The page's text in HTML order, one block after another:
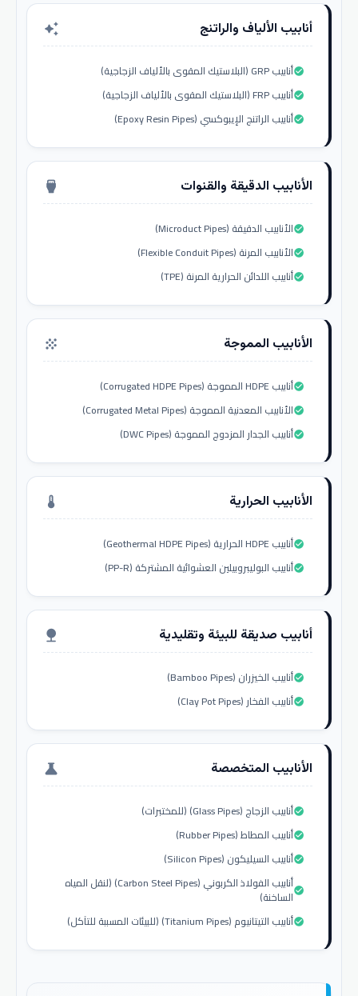
أنابيب الألياف والراتنج auto_awesome
أنابيب GRP (البلاستيك المقوى بالألياف الزجاجية)check_circle
أنابيب FRP (البلاستيك المقوى بالألياف الزجاجية)check_circle
أنابيب الراتنج الإيبوكسي (Epoxy Resin Pipes)check_circle
الأنابيب الدقيقة والقنوات settings_input_hdmi
الأنابيب الدقيقة (Microduct Pipes)check_circle
الأنابيب المرنة (Flexible Conduit Pipes)check_circle
أنابيب اللدائن الحرارية المرنة (TPE)check_circle
الأنابيب المموجة grain
أنابيب HDPE المموجة (Corrugated HDPE Pipes)check_circle
الأنابيب المعدنية المموجة (Corrugated Metal Pipes)check_circle
أنابيب الجدار المزدوج المموجة (DWC Pipes)check_circle
الأنابيب الحرارية thermostat
أنابيب HDPE الحرارية (Geothermal HDPE Pipes)check_circle
أنابيب البوليبروبيلين العشوائية المشتركة (PP-R)check_circle
أنابيب صديقة للبيئة وتقليدية nature
أنابيب الخيزران (Bamboo Pipes)check_circle
أنابيب الفخار (Clay Pot Pipes)check_circle
الأنابيب المتخصصة science
أنابيب الزجاج (Glass Pipes) (للمختبرات)check_circle
أنابيب المطاط (Rubber Pipes)check_circle
أنابيب السيليكون (Silicon Pipes)check_circle
أنابيب الفولاذ الكربوني (Carbon Steel Pipes) (لنقل المياه
الساخنة)check_circle
أنابيب التيتانيوم (Titanium Pipes) (للبيئات المسببة للتآكل)check_circle